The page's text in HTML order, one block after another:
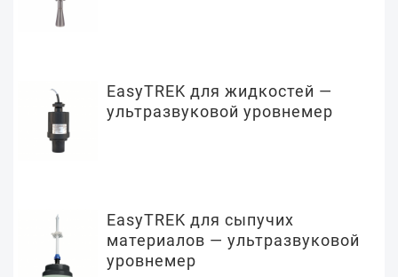
EasyTREK для жидкостей —
ультразвуковой уровнемер
EasyTREK для сыпучих
материалов — ультразвуковой
уровнемер